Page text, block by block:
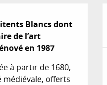
Blancs dont
de l’art
en 1987
à partir de 1680,
offerts